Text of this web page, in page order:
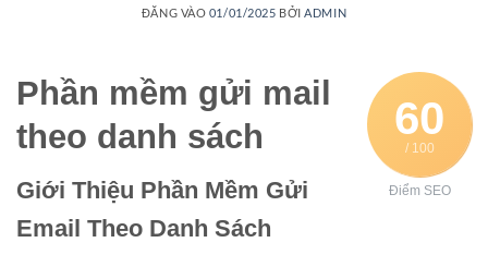
ĐĂNG VÀO 01/01/2025 BỞI ADMIN
60
/ 100
Điểm SEO
Phần mềm gửi mail
theo danh sách
Giới Thiệu Phần Mềm Gửi
Email Theo Danh Sách